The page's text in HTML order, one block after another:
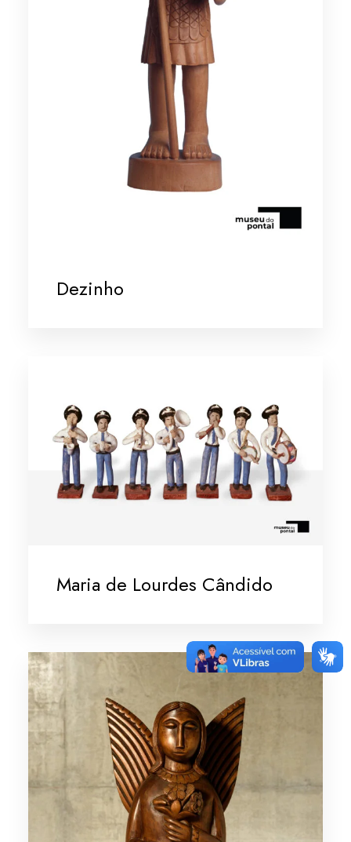
Dezinho
Maria de Lourdes Cândido